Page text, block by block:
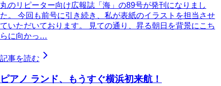
丸のリピーター向け広報誌「海」の89号が発刊になりまし
た。 今回も前号に引き続き、私が表紙のイラストを担当させ
ていただいております。 見ての通り、昇る朝日を背景にこち
らに向かっ…
記事を読む
ピアノ ランド、もうすぐ横浜初来航！